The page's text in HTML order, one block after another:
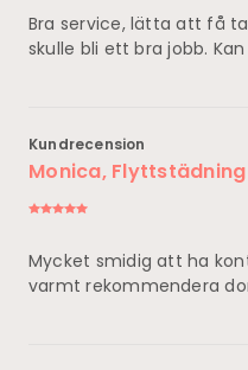
Bra service, lätta att få
skulle bli ett bra jobb.
Kundrecension
Monica, Flyttstädning
Mycket smidig att ha
varmt rekommendera